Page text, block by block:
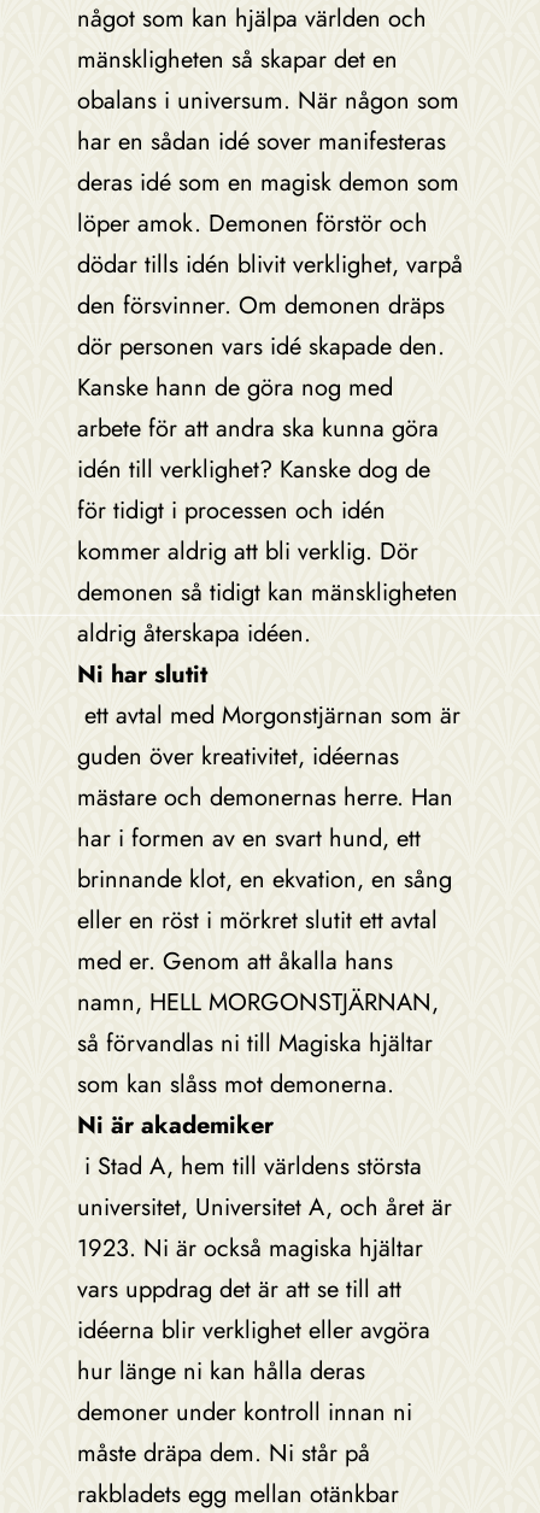
något som kan hjälpa världen och
mänskligheten så skapar det en
obalans i universum. När någon som
har en sådan idé sover manifesteras
deras idé som en magisk demon som
löper amok. Demonen förstör och
dödar tills idén blivit verklighet, varpå
den försvinner. Om demonen dräps
dör personen vars idé skapade den.
Kanske hann de göra nog med
arbete för att andra ska kunna göra
idén till verklighet? Kanske dog de
för tidigt i processen och idén
kommer aldrig att bli verklig. Dör
demonen så tidigt kan mänskligheten
aldrig återskapa idéen.
Ni har slutit
ett avtal med Morgonstjärnan som är
guden över kreativitet, idéernas
mästare och demonernas herre. Han
har i formen av en svart hund, ett
brinnande klot, en ekvation, en sång
eller en röst i mörkret slutit ett avtal
med er. Genom att åkalla hans
namn, HELL MORGONSTJÄRNAN,
så förvandlas ni till Magiska hjältar
som kan slåss mot demonerna.
Ni är akademiker
i Stad A, hem till världens största
universitet, Universitet A, och året är
1923. Ni är också magiska hjältar
vars uppdrag det är att se till att
idéerna blir verklighet eller avgöra
hur länge ni kan hålla deras
demoner under kontroll innan ni
måste dräpa dem. Ni står på
rakbladets egg mellan otänkbar